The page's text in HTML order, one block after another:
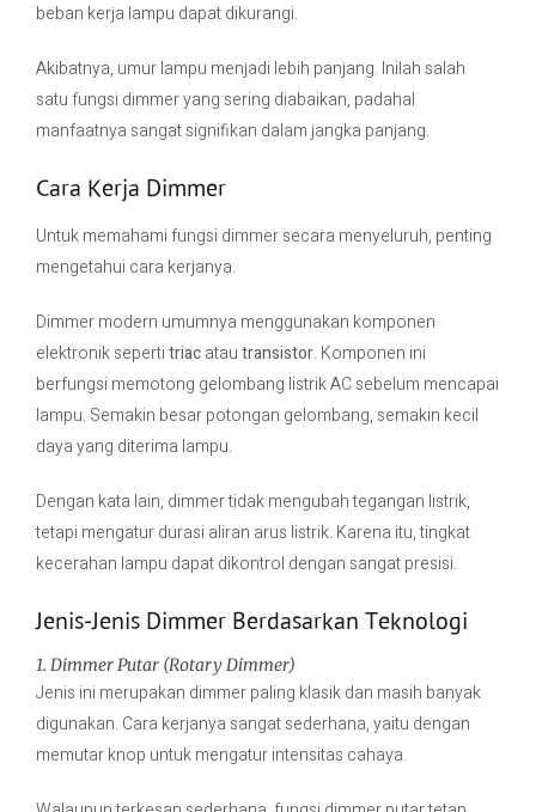
beban kerja lampu dapat dikurangi.
Akibatnya, umur lampu menjadi lebih panjang. Inilah salah
satu fungsi dimmer yang sering diabaikan, padahal
manfaatnya sangat signifikan dalam jangka panjang.
Cara Kerja Dimmer
Untuk memahami fungsi dimmer secara menyeluruh, penting
mengetahui cara kerjanya.
Dimmer modern umumnya menggunakan komponen
elektronik sepertitriacatautransistor. Komponen ini
berfungsi memotong gelombang listrik AC sebelum mencapai
lampu. Semakin besar potongan gelombang, semakin kecil
daya yang diterima lampu.
Dengan kata lain, dimmer tidak mengubah tegangan listrik,
tetapi mengatur durasi aliran arus listrik. Karena itu, tingkat
kecerahan lampu dapat dikontrol dengan sangat presisi.
Jenis-Jenis Dimmer Berdasarkan Teknologi
1. Dimmer Putar (Rotary Dimmer)
Jenis ini merupakan dimmer paling klasik dan masih banyak
digunakan. Cara kerjanya sangat sederhana, yaitu dengan
memutar knop untuk mengatur intensitas cahaya.